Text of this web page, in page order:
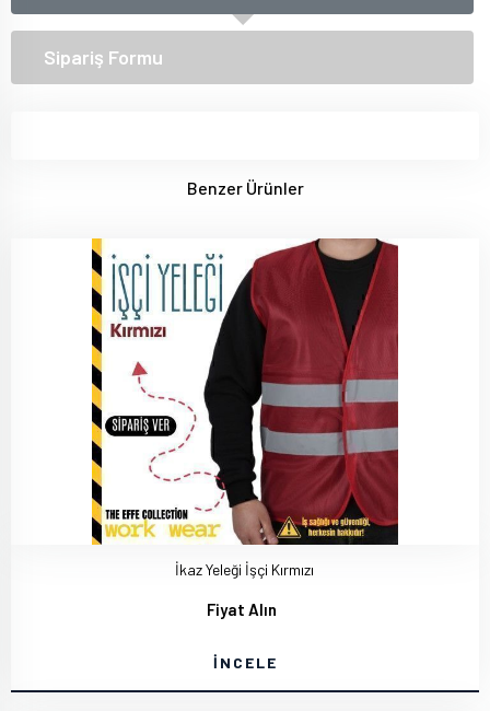
Sipariş Formu
Benzer Ürünler
İkaz Yeleği İşçi Kırmızı
Fiyat Alın
İNCELE